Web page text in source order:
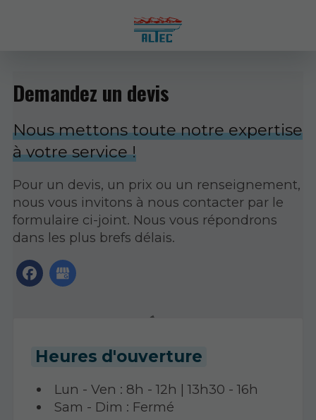
Demandez un devis
Nous mettons toute notre expertise
à votre service !
Pour un devis, un prix ou un renseignement,
nous vous invitons à nous contacter par le
formulaire ci-joint. Nous vous répondrons
dans les plus brefs délais.
Heures d'ouverture
Lun - Ven : 8h - 12h | 13h30 - 16h
Sam - Dim : Fermé